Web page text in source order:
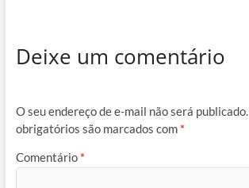
Deixe um comentário
O seu endereço de e-mail não será publicado.
obrigatórios são marcados com *
Comentário *